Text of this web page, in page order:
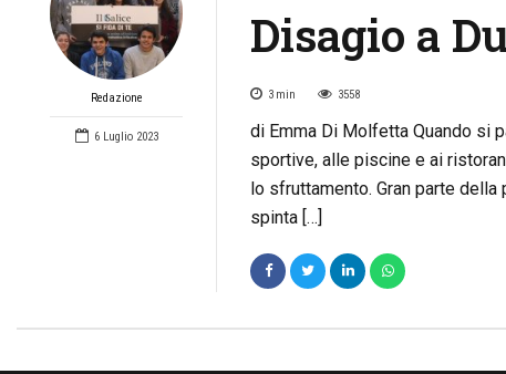
Redazione
6 Luglio 2023
Disagio a
3 min 3558
di Emma Di Molfetta Quando si
sportive, alle piscine e ai
lo sfruttamento. Gran parte
spinta […]